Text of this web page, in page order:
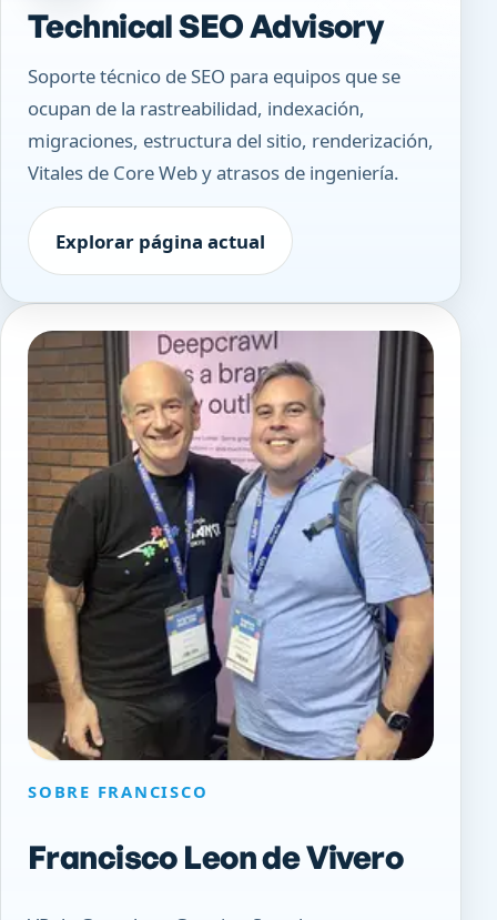
Technical SEO Advisory
Soporte técnico de SEO para equipos que se
ocupan de la rastreabilidad, indexación,
migraciones, estructura del sitio, renderización,
Vitales de Core Web y atrasos de ingeniería.
Explorar página actual
SOBRE FRANCISCO
Francisco Leon de Vivero